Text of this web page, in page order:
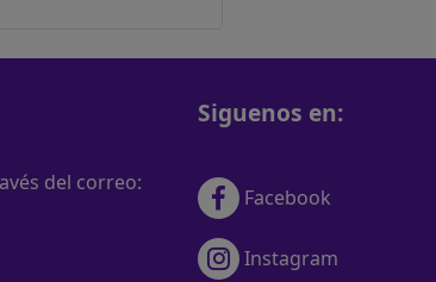
del correo:
Siguenos en:
Facebook
Instagram